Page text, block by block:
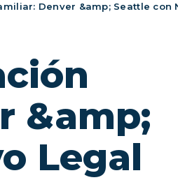
Denver &amp; Seattle con
&amp;
Legal